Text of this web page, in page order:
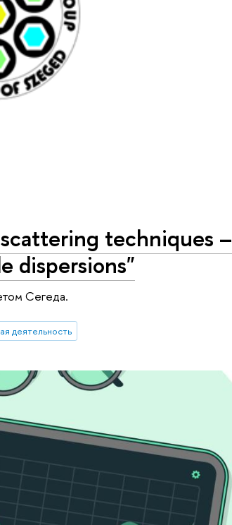
techniques –
dispersions"
Сегеда.
деятельность